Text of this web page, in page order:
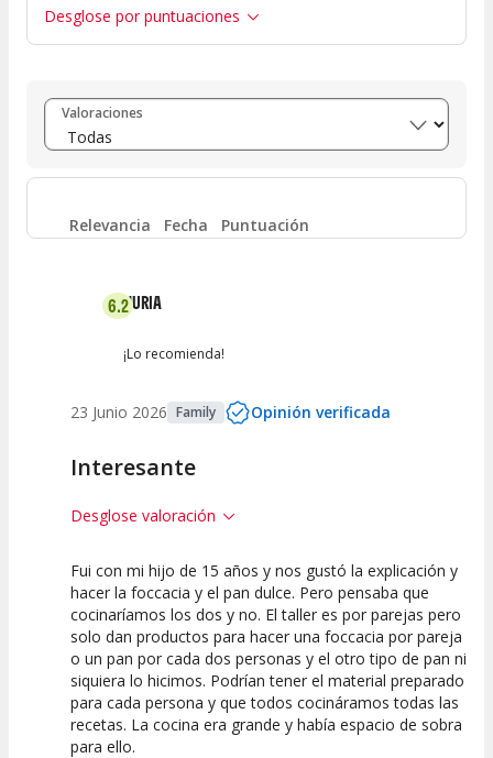
Desglose por puntuaciones
Entre 8 y 10 (1)
Entre 6 y 8 (1)
Entre 4 y 6 0
Valoraciones
Relevancia Fecha Puntuación
6.2NURIA
¡Lo recomienda!
23 Junio 2026 Family Opinión verificada
Interesante
Desglose valoración
5
Calidad de la
Actividad
7.5
Atención del
Personal /
Guia
Fui con mi hijo de 15 años y nos gustó la explicación y
hacer la foccacia y el pan dulce. Pero pensaba que
cocinaríamos los dos y no. El taller es por parejas pero
solo dan productos para hacer una foccacia por pareja
o un pan por cada dos personas y el otro tipo de pan ni
siquiera lo hicimos. Podrían tener el material preparado
para cada persona y que todos cocináramos todas las
recetas. La cocina era grande y había espacio de sobra
para ello.